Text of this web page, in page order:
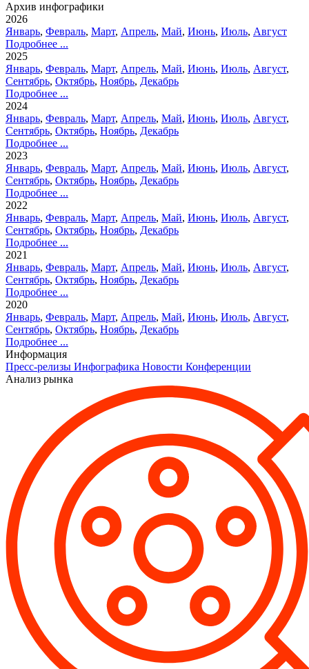
Архив инфографики
2026
Январь, Февраль, Март, Апрель, Май, Июнь, Июль, Август
Подробнее ...
2025
Январь, Февраль, Март, Апрель, Май, Июнь, Июль, Август,
Сентябрь, Октябрь, Ноябрь, Декабрь
Подробнее ...
2024
Январь, Февраль, Март, Апрель, Май, Июнь, Июль, Август,
Сентябрь, Октябрь, Ноябрь, Декабрь
Подробнее ...
2023
Январь, Февраль, Март, Апрель, Май, Июнь, Июль, Август,
Сентябрь, Октябрь, Ноябрь, Декабрь
Подробнее ...
2022
Январь, Февраль, Март, Апрель, Май, Июнь, Июль, Август,
Сентябрь, Октябрь, Ноябрь, Декабрь
Подробнее ...
2021
Январь, Февраль, Март, Апрель, Май, Июнь, Июль, Август,
Сентябрь, Октябрь, Ноябрь, Декабрь
Подробнее ...
2020
Январь, Февраль, Март, Апрель, Май, Июнь, Июль, Август,
Сентябрь, Октябрь, Ноябрь, Декабрь
Подробнее ...
Информация
Пресс-релизы Инфографика Новости Конференции
Анализ рынка